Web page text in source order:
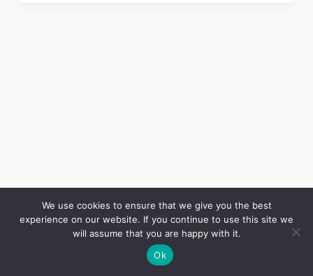
Copyright © 2026 LES ANNALES DES MINES | Powered by Thème WordPress Astra
We use cookies to ensure that we give you the best
experience on our website. If you continue to use this site we
will assume that you are happy with it.
Ok